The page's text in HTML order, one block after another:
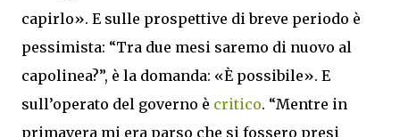
capirlo». E sulle prospettive di breve periodo è
pessimista: “Tra due mesi saremo di nuovo al
capolinea?”, è la domanda: «È possibile». E
sull’operato del governo è critico. “Mentre in
primavera mi era parso che si fossero presi